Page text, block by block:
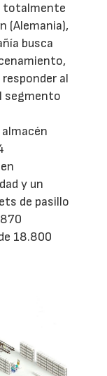
totalmente
(Alemania),
busca
al
segmento
y un
de pasillo
18.800